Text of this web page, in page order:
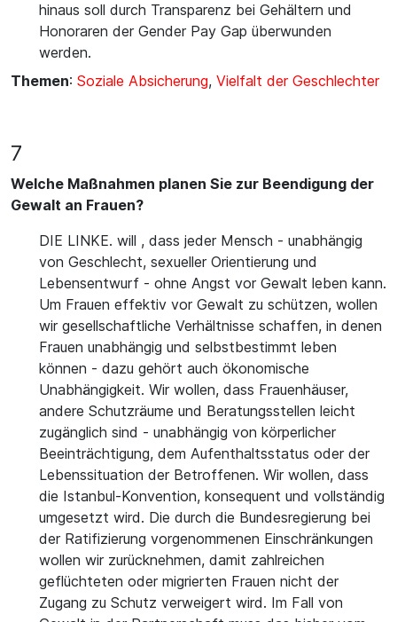
hinaus soll durch Transparenz bei Gehältern und
Honoraren der Gender Pay Gap überwunden
werden.
Themen: Soziale Absicherung, Vielfalt der Geschlechter
7
Welche Maßnahmen planen Sie zur Beendigung der
Gewalt an Frauen?
DIE LINKE. will , dass jeder Mensch - unabhängig
von Geschlecht, sexueller Orientierung und
Lebensentwurf - ohne Angst vor Gewalt leben kann.
Um Frauen effektiv vor Gewalt zu schützen, wollen
wir gesellschaftliche Verhältnisse schaffen, in denen
Frauen unabhängig und selbstbestimmt leben
können - dazu gehört auch ökonomische
Unabhängigkeit. Wir wollen, dass Frauenhäuser,
andere Schutzräume und Beratungsstellen leicht
zugänglich sind - unabhängig von körperlicher
Beeinträchtigung, dem Aufenthaltsstatus oder der
Lebenssituation der Betroffenen. Wir wollen, dass
die Istanbul-Konvention, konsequent und vollständig
umgesetzt wird. Die durch die Bundesregierung bei
der Ratifizierung vorgenommenen Einschränkungen
wollen wir zurücknehmen, damit zahlreichen
geflüchteten oder migrierten Frauen nicht der
Zugang zu Schutz verweigert wird. Im Fall von